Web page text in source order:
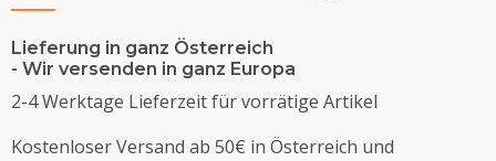
Lieferung in ganz Österreich
- Wir versenden in ganz Europa
2-4 Werktage Lieferzeit für vorrätige Artikel
Kostenloser Versand ab 50€ in Österreich und